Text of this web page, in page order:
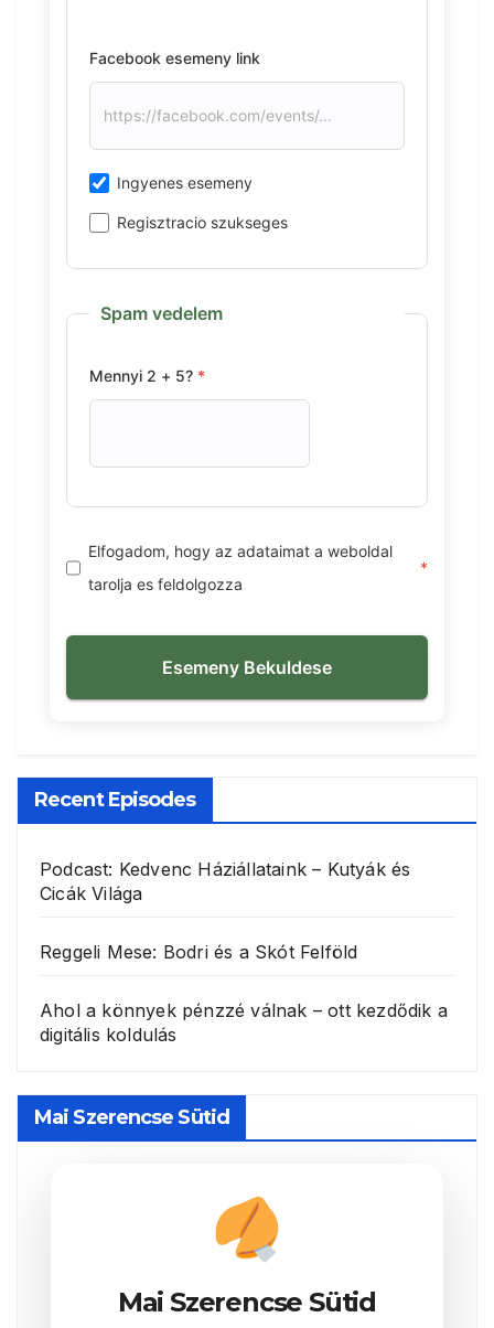
Facebook esemeny link
Ingyenes esemeny
Regisztracio szukseges
Spam vedelem
Mennyi 2 + 5? *
Elfogadom, hogy az adataimat a weboldal
tarolja es feldolgozza
*
Esemeny Bekuldese
Recent Episodes
Podcast: Kedvenc Háziállataink – Kutyák és
Cicák Világa
Reggeli Mese: Bodri és a Skót Felföld
Ahol a könnyek pénzzé válnak – ott kezdődik a
digitális koldulás
Mai Szerencse Sütid
Mai Szerencse Sütid